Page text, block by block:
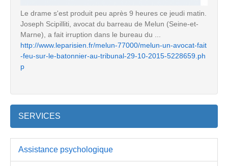
Le drame s'est produit peu après 9 heures ce jeudi matin.
Joseph Scipilliti, avocat du barreau de Melun (Seine-et-
Marne), a fait irruption dans le bureau du ...
http://www.leparisien.fr/melun-77000/melun-un-avocat-fait
-feu-sur-le-batonnier-au-tribunal-29-10-2015-5228659.ph
p
SERVICES
Assistance psychologique